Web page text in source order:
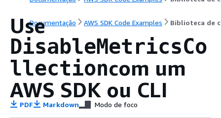
Documentação AWS SDK Code Examples Biblioteca de
Use
DisableMetricsCo
llectioncom um
AWS SDK ou CLI
PDF Markdown Modo de foco